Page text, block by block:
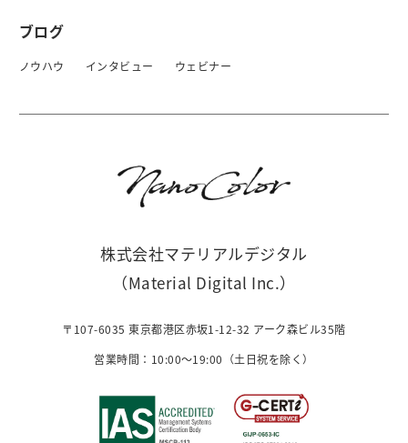
ブログ
ノウハウ インタビュー ウェビナー
株式会社マテリアルデジタル
（Material Digital Inc.）
〒107-6035 東京都港区赤坂1-12-32 アーク森ビル35階
営業時間：10:00〜19:00（土日祝を除く）